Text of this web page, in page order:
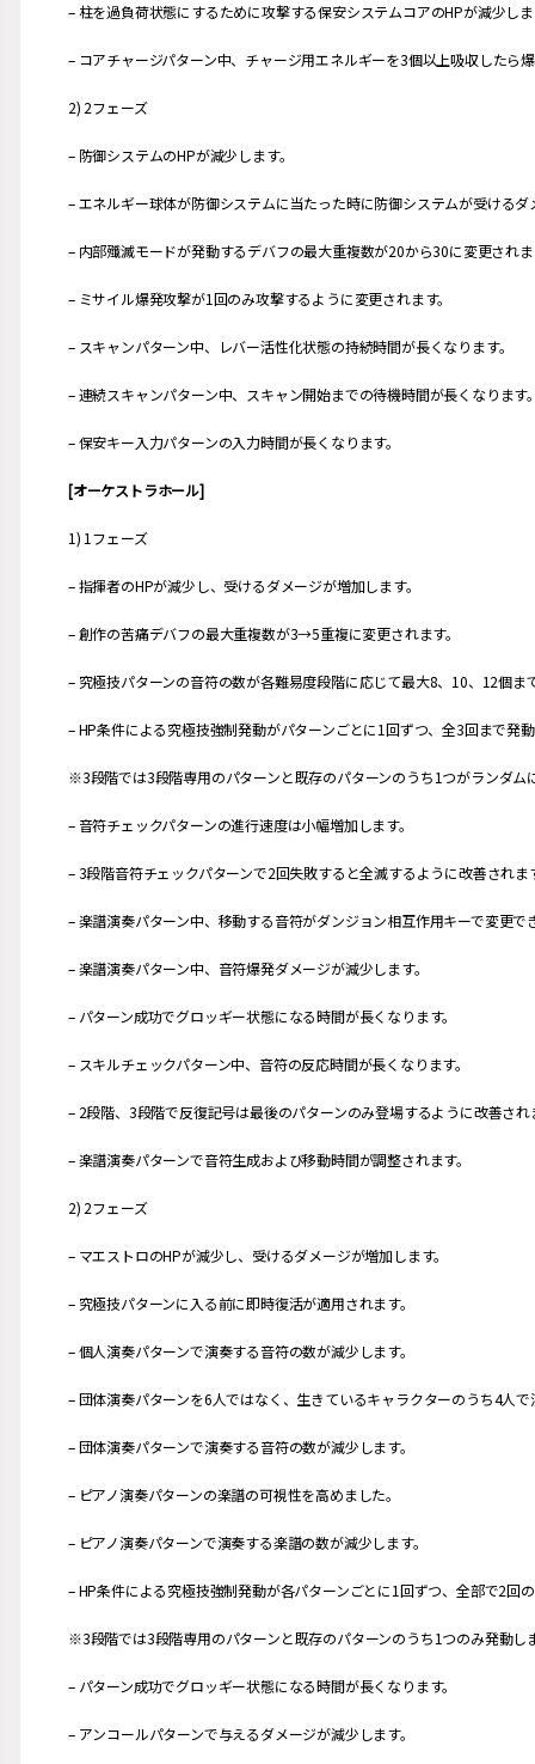
– 柱を過負荷状態にするために攻撃する保安システムコアのHPが減少し
– コアチャージパターン中、チャージ用エネルギーを3個以上吸収したら
2) 2フェーズ
– 防御システムのHPが減少します。
– エネルギー球体が防御システムに当たった時に防御システムが受ける
– 内部殲滅モードが発動するデバフの最大重複数が20から30に変更され
– ミサイル爆発攻撃が1回のみ攻撃するように変更されます。
– スキャンパターン中、レバー活性化状態の持続時間が長くなります。
– 連続スキャンパターン中、スキャン開始までの待機時間が長くなります
– 保安キー入力パターンの入力時間が長くなります。
[オーケストラホール]
1) 1フェーズ
– 指揮者のHPが減少し、受けるダメージが増加します。
– 創作の苦痛デバフの最大重複数が3→5重複に変更されます。
– 究極技パターンの音符の数が各難易度段階に応じて最大8、10、12個ま
– HP条件による究極技強制発動がパターンごとに1回ずつ、全3回まで発
※3段階では3段階専用のパターンと既存のパターンのうち1つがランダム
– 音符チェックパターンの進行速度は小幅増加します。
– 3段階音符チェックパターンで2回失敗すると全滅するように改善されま
– 楽譜演奏パターン中、移動する音符がダンジョン相互作用キーで変更で
– 楽譜演奏パターン中、音符爆発ダメージが減少します。
– パターン成功でグロッギー状態になる時間が長くなります。
– スキルチェックパターン中、音符の反応時間が長くなります。
– 2段階、3段階で反復記号は最後のパターンのみ登場するように改善され
– 楽譜演奏パターンで音符生成および移動時間が調整されます。
2) 2フェーズ
– マエストロのHPが減少し、受けるダメージが増加します。
– 究極技パターンに入る前に即時復活が適用されます。
– 個人演奏パターンで演奏する音符の数が減少します。
– 団体演奏パターンを6人ではなく、生きているキャラクターのうち4人
– 団体演奏パターンで演奏する音符の数が減少します。
– ピアノ演奏パターンの楽譜の可視性を高めました。
– ピアノ演奏パターンで演奏する楽譜の数が減少します。
– HP条件による究極技強制発動が各パターンごとに1回ずつ、全部で2回
※3段階では3段階専用のパターンと既存のパターンのうち1つのみ発動し
– パターン成功でグロッギー状態になる時間が長くなります。
– アンコールパターンで与えるダメージが減少します。